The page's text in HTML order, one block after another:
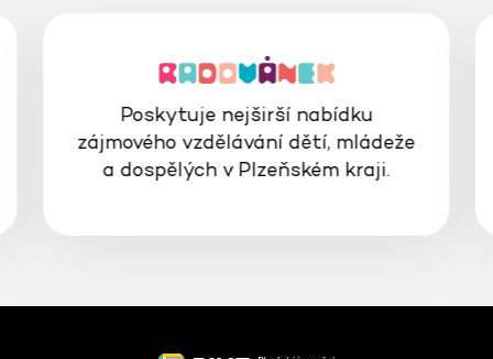
Poskytuje nejširší nabídku
zájmového vzdělávání dětí, mládeže
a dospělých v Plzeňském kraji.